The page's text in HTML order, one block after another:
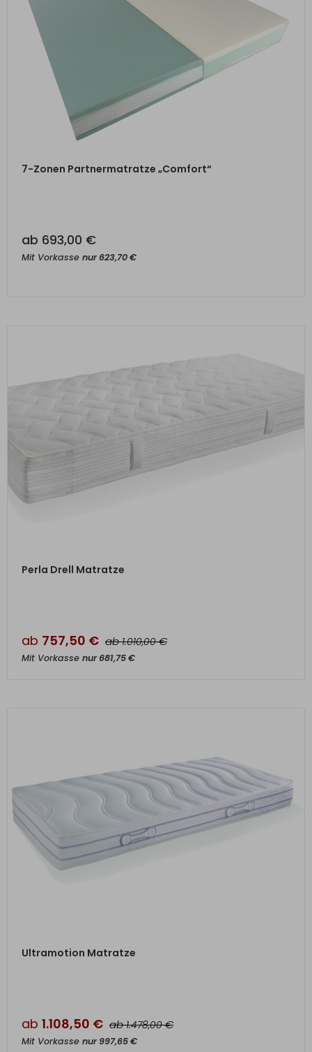
ZUM PRODUKT
7-Zonen Partnermatratze „Comfort“
ab 693,00 €
Mit Vorkasse nur623,70€
Perla Drell Matratze
ab 757,50 € ab 1.010,00€
Mit Vorkasse nur681,75€
Ultramotion Matratze
ab 1.108,50 € ab 1.478,00€
Mit Vorkasse nur997,65€